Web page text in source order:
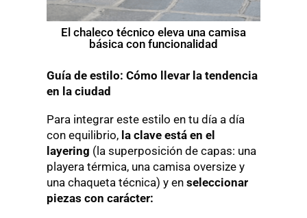
El chaleco técnico eleva una camisa
básica con funcionalidad
Guía de estilo: Cómo llevar la tendencia
en la ciudad
Para integrar este estilo en tu día a día
con equilibrio,la clave está en el
layering (la superposición de capas: una
playera térmica, una camisa oversize y
una chaqueta técnica) y enseleccionar
piezas con carácter: